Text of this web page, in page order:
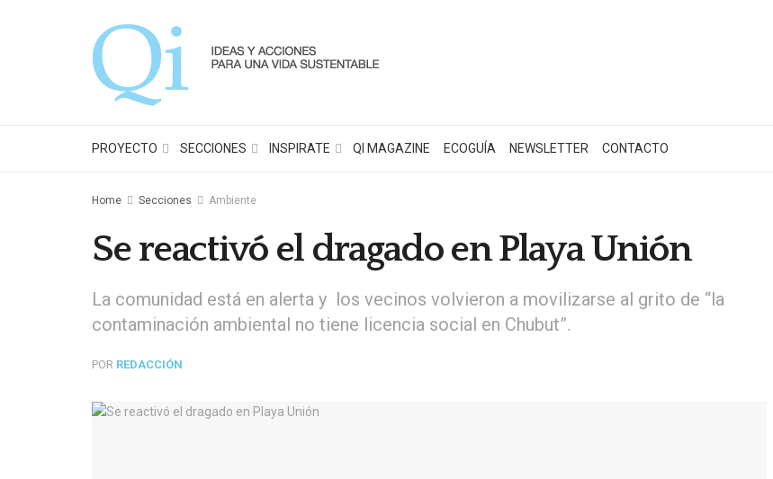
PROYECTO SECCIONES INSPIRATE QI MAGAZINE ECOGUÍA NEWSLETTER CONTACTO
Home Secciones Ambiente
Se reactivó el dragado en Playa Unión
La comunidad está en alerta y los vecinos volvieron a movilizarse al grito de “la
contaminación ambiental no tiene licencia social en Chubut”.
POR REDACCIÓN